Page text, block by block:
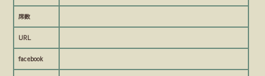
席数
URL
facebook